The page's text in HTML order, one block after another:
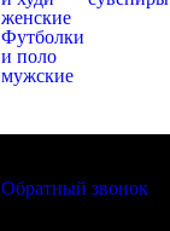
женские
Футболки
и поло
мужские
Обратный звонок